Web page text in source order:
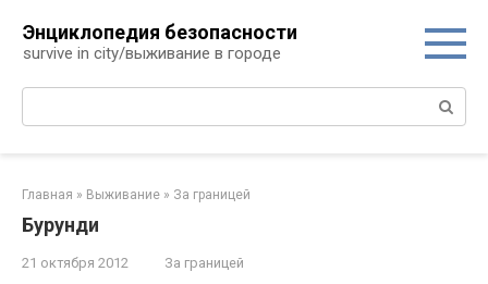
контенту
Энциклопедия безопасности
survive in city/выживание в городе
Поиск:
Главная » Выживание » За границей
Бурунди
21 октября 2012 За границей